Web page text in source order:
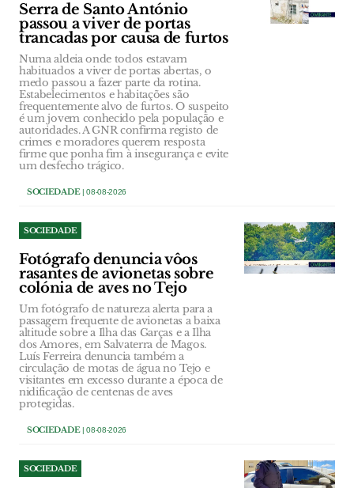
Serra de Santo António
passou a viver de portas
trancadas por causa de furtos
Numa aldeia onde todos estavam
habituados a viver de portas abertas, o
medo passou a fazer parte da rotina.
Estabelecimentos e habitações são
frequentemente alvo de furtos. O suspeito
é um jovem conhecido pela população e
autoridades. A GNR confirma registo de
crimes e moradores querem resposta
firme que ponha fim à insegurança e evite
um desfecho trágico.
SOCIEDADE| 08-08-2026
SOCIEDADE
Fotógrafo denuncia vôos
rasantes de avionetas sobre
colónia de aves no Tejo
Um fotógrafo de natureza alerta para a
passagem frequente de avionetas a baixa
altitude sobre a Ilha das Garças e a Ilha
dos Amores, em Salvaterra de Magos.
Luís Ferreira denuncia também a
circulação de motas de água no Tejo e
visitantes em excesso durante a época de
nidificação de centenas de aves
protegidas.
SOCIEDADE| 08-08-2026
SOCIEDADE